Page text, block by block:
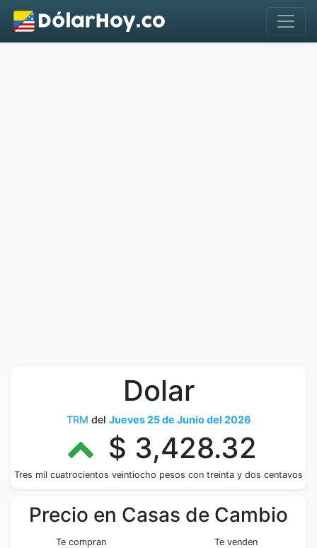
Dolar
TRM del Jueves 25 de Junio del 2026
$ 3,428.32
Tres mil cuatrocientos veintiocho pesos con treinta y dos centavos
Precio en Casas de Cambio
Te compran Te venden